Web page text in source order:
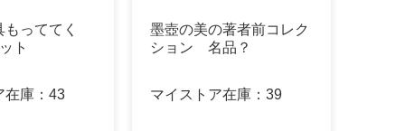
っててく
ト
庫： 43
墨壺の美の著者前コレク
ション 名品？
マイストア在庫： 39